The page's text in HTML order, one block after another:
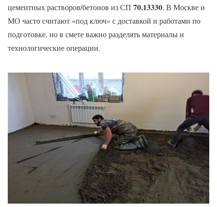
цементных растворов/бетонов из СП 70.13330. В Москве и
МО часто считают «под ключ» с доставкой и работами по
подготовке, но в смете важно разделять материалы и
технологические операции.